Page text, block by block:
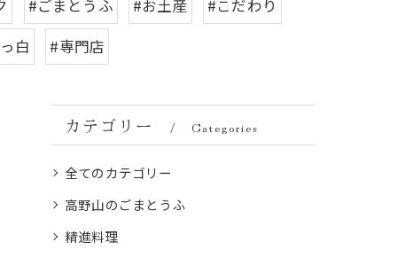
#ごまとうふ #お土産
#こだわり
白 #専門店
カテゴリー Categories
全てのカテゴリー
高野山のごまとうふ
精進料理